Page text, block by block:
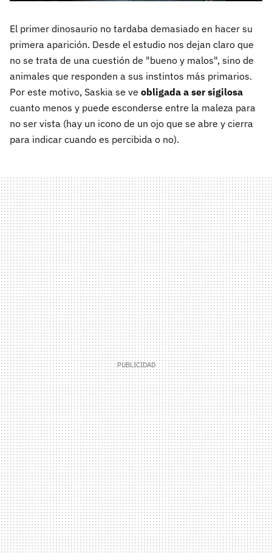
El primer dinosaurio no tardaba demasiado en hacer su
primera aparición. Desde el estudio nos dejan claro que
no se trata de una cuestión de "bueno y malos", sino de
animales que responden a sus instintos más primarios.
Por este motivo, Saskia se ve obligada a ser sigilosa
cuanto menos y puede esconderse entre la maleza para
no ser vista (hay un icono de un ojo que se abre y cierra
para indicar cuando es percibida o no).